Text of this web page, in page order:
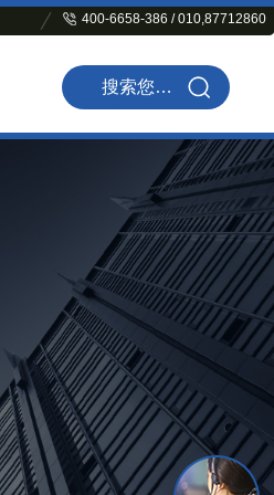
400-6658-386 / 010,87712860